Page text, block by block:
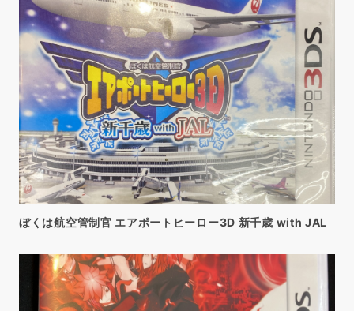
ぼくは航空管制官 エアポートヒーロー3D 新千歳 with JAL